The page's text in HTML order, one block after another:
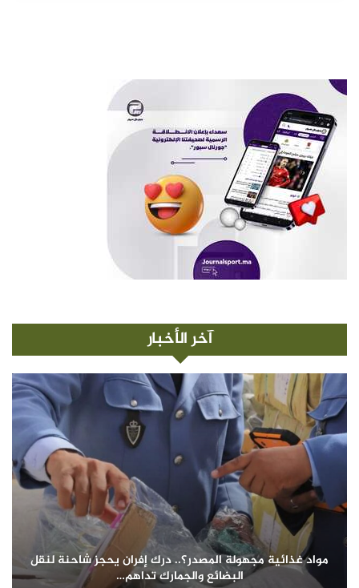
آخر الأخبار
مواد غذائية مجهولة المصدر؟.. درك إفران يحجز شاحنة لنقل
البضائع والجمارك تداهم…